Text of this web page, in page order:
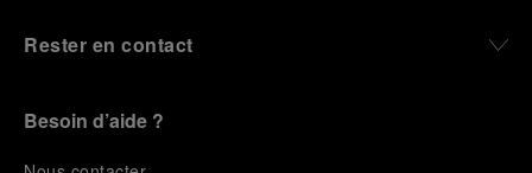
Rester en contact
Besoin d’aide ?